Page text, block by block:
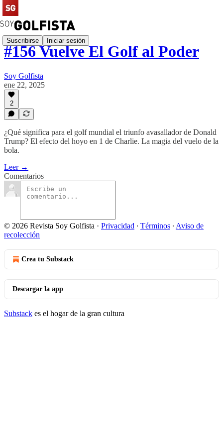
Suscribirse Iniciar sesión
#156 Vuelve El Golf al Poder
Soy Golfista
ene 22, 2025
2
¿Qué significa para el golf mundial el triunfo avasallador de Donald
Trump? El efecto del hoyo en 1 de Charlie. La magia del vuelo de la
bola.
Leer →
Comentarios
© 2026 Revista Soy Golfista · Privacidad ∙ Términos ∙ Aviso de
recolección
Crea tu Substack
Descargar la app
Substack es el hogar de la gran cultura